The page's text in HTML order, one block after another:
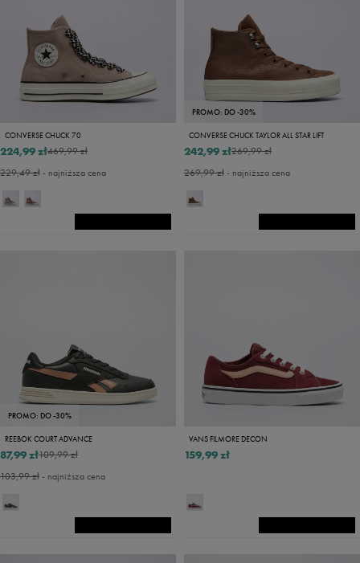
CONVERSE CHUCK 70
469,99 zł
224,99 zł
229,49 zł- najniższa cena
PROMO: DO -30%
CONVERSE CHUCK TAYLOR ALL STAR LIFT
269,99 zł
242,99 zł
269,99 zł- najniższa cena
PROMO: DO -30%
REEBOK COURT ADVANCE
109,99 zł
87,99 zł
103,99 zł- najniższa cena
VANS FILMORE DECON
159,99 zł